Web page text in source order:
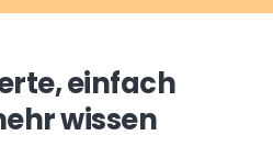
einfach
wissen